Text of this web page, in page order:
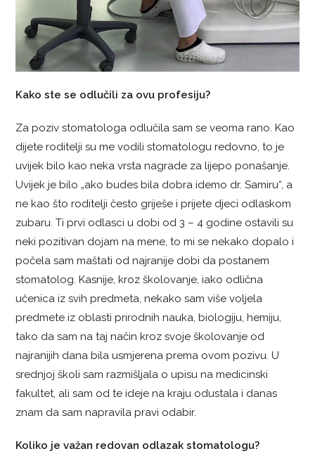
Kako ste se odlučili za ovu profesiju?
Za poziv stomatologa odlučila sam se veoma rano. Kao
dijete roditelji su me vodili stomatologu redovno, to je
uvijek bilo kao neka vrsta nagrade za lijepo ponašanje.
Uvijek je bilo „ako budes bila dobra idemo dr. Samiru“, a
ne kao što roditelji često griješe i prijete djeci odlaskom
zubaru. Ti prvi odlasci u dobi od 3 – 4 godine ostavili su
neki pozitivan dojam na mene, to mi se nekako dopalo i
počela sam maštati od najranije dobi da postanem
stomatolog.Kasnije, kroz školovanje, iako odlična
učenica iz svih predmeta, nekako sam više voljela
predmete iz oblasti prirodnih nauka, biologiju, hemiju,
tako da sam na taj način kroz svoje školovanje od
najranijih dana bila usmjerena prema ovom pozivu. U
srednjoj školi sam razmišljala o upisu na medicinski
fakultet, ali sam od te ideje na kraju odustala i danas
znam da sam napravila pravi odabir.
Koliko je važan redovan odlazak stomatologu?